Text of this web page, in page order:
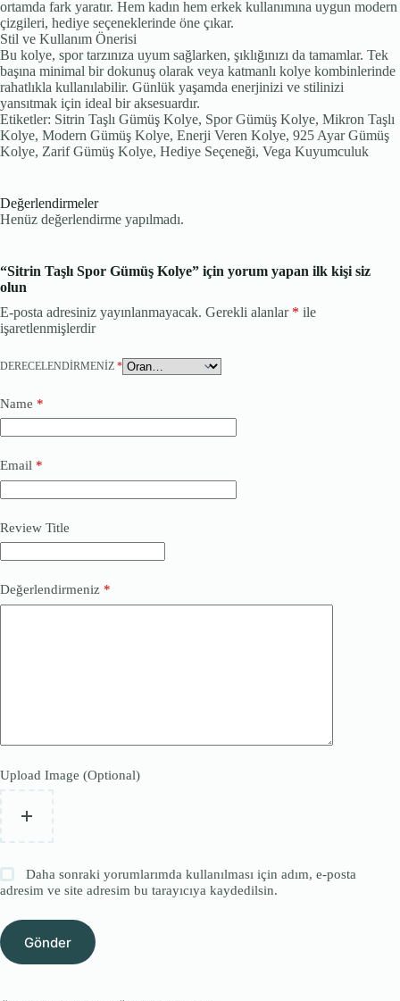
ortamda fark yaratır. Hem kadın hem erkek kullanımına uygun modern
çizgileri, hediye seçeneklerinde öne çıkar.
Stil ve Kullanım Önerisi
Bu kolye, spor tarzınıza uyum sağlarken, şıklığınızı da tamamlar. Tek
başına minimal bir dokunuş olarak veya katmanlı kolye kombinlerinde
rahatlıkla kullanılabilir. Günlük yaşamda enerjinizi ve stilinizi
yansıtmak için ideal bir aksesuardır.
Etiketler: Sitrin Taşlı Gümüş Kolye, Spor Gümüş Kolye, Mikron Taşlı
Kolye, Modern Gümüş Kolye, Enerji Veren Kolye, 925 Ayar Gümüş
Kolye, Zarif Gümüş Kolye, Hediye Seçeneği, Vega Kuyumculuk
Değerlendirmeler
Henüz değerlendirme yapılmadı.
“Sitrin Taşlı Spor Gümüş Kolye” için yorum yapan ilk kişi siz
olun
E-posta adresiniz yayınlanmayacak. Gerekli alanlar * ile
işaretlenmişlerdir
DERECELENDIRMENIZ *
Name *
Email *
Review Title
Değerlendirmeniz *
Upload Image (Optional)
Daha sonraki yorumlarımda kullanılması için adım, e-posta
adresim ve site adresim bu tarayıcıya kaydedilsin.
Gönder